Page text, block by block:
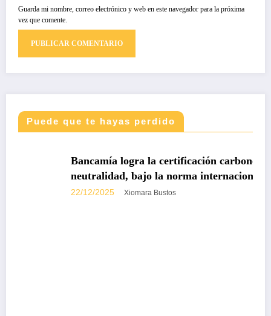
Guarda mi nombre, correo electrónico y web en este navegador para la próxima
vez que comente.
Puede que te hayas perdido
DESTACADAS
Bancamía logra la certificación carbono
neutralidad, bajo la norma internacional ISO
22/12/2025 Xiomara Bustos